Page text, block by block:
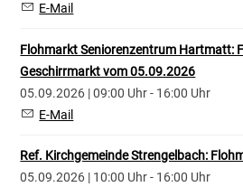
E-Mail
Flohmarkt Seniorenzentrum Hartmatt:
Geschirrmarkt vom 05.09.2026
05.09.2026 | 09:00 Uhr - 16:00 Uhr
E-Mail
Ref. Kirchgemeinde Strengelbach:
05.09.2026 | 10:00 Uhr - 16:00 Uhr